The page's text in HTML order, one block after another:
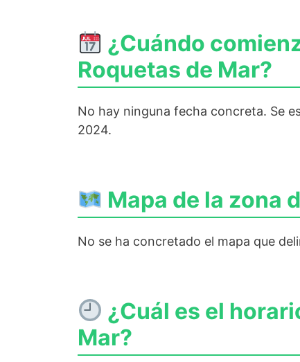
¿Cuándo
Roquetas de Mar?
No hay ninguna fecha concreta. Se
2024.
Mapa de la zona
No se ha concretado el mapa que
¿Cuál es el
Mar?